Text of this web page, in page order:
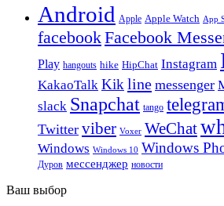
Android Apple Apple Watch App
facebookFacebook
Play hangouts hike HipChat Instagram
KakaoTalk Kik line messenger
slack Snapchat tango
Twitter viber Voxer WeChat
Windows Windows 10 Windows
Дуров мессенджер новости
Ваш выбор